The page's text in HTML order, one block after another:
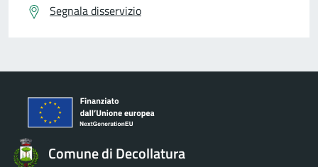
Segnala disservizio
Comune di Decollatura